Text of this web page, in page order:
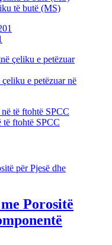
të butë (MS)
e petëzuar në
të ftohtë SPCC
Porositë